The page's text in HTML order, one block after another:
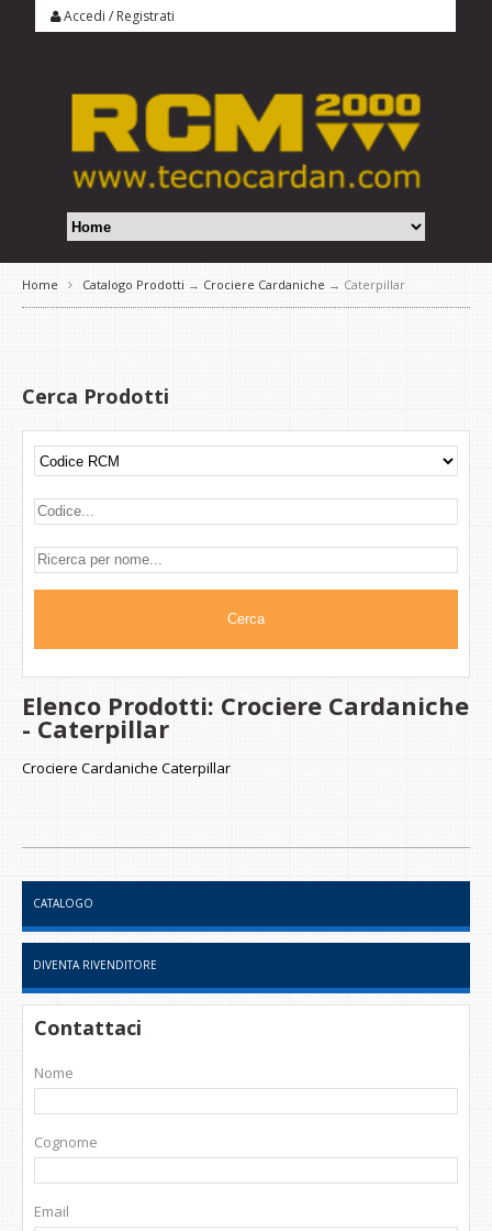
Accedi / Registrati
Home Catalogo Prodotti → Crociere Cardaniche → Caterpillar
Cerca Prodotti
Elenco Prodotti: Crociere Cardaniche
- Caterpillar
Crociere Cardaniche Caterpillar
CATALOGO
DIVENTA RIVENDITORE
Contattaci
Nome
Cognome
Email